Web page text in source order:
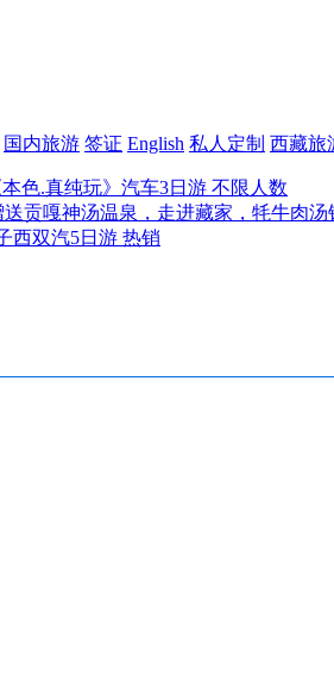
国内旅游 签证 English 私人定制 西藏旅
色.真纯玩》汽车3日游 不限人数
贡嘎神汤温泉，走进藏家，牦牛肉汤
西双汽5日游 热销